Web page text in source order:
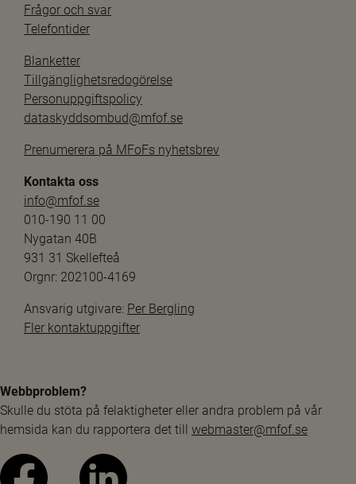
Frågor och svar
Telefontider
Blanketter
Tillgänglighetsredogörelse
Personuppgiftspolicy
dataskyddsombud@mfof.se
Prenumerera på MFoFs nyhetsbrev
Kontakta oss
info@mfof.se
010-190 11 00
Nygatan 40B
931 31 Skellefteå
Orgnr: 202100-4169
Ansvarig utgivare: Per Bergling
Fler kontaktuppgifter
Webbproblem?
Skulle du stöta på felaktigheter eller andra problem på vår
hemsida kan du rapportera det till webmaster@mfof.se